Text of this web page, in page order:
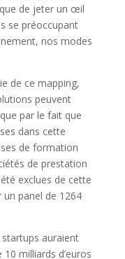
de jeter un œil
se préoccupant
nos modes
de ce mapping,
peuvent
par le fait que
dans cette
de formation
de prestation
exclues de cette
panel de 1264
startups auraient
milliards d’euros